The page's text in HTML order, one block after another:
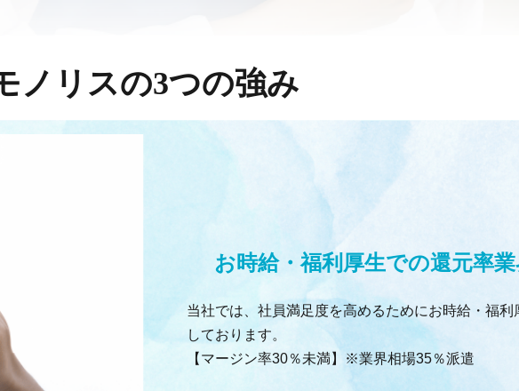
ノリスの3つの強み
お時給・福利厚生での還元率
当社では、社員満足度を高めるためにお時給・福利
しております。
【マージン率30％未満】※業界相場35％派遣